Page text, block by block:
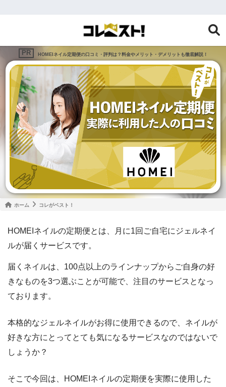
HOMEIネイル定期便の口コミ・評判は？料金やメリット・デメリットも徹底解説！
ホーム コレがベスト！
HOMEIネイルの定期便とは、月に1回ご自宅にジェルネイ
ルが届くサービスです。
届くネイルは、100点以上のラインナップからご自身の好
きなものを3つ選ぶことが可能で、注目のサービスとなっ
ております。
本格的なジェルネイルがお得に使用できるので、ネイルが
好きな方にとってとても気になるサービスなのではないで
しょうか？
そこで今回は、HOMEIネイルの定期便を実際に使用した